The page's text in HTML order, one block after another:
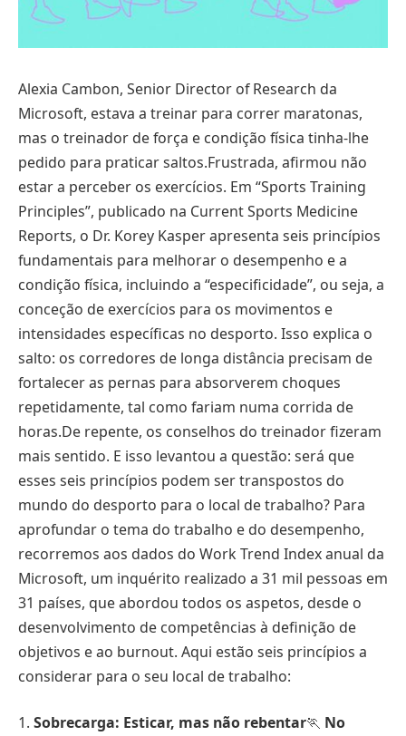
Alexia Cambon, Senior Director of Research da
Microsoft, estava a treinar para correr maratonas,
mas o treinador de força e condição física tinha-lhe
pedido para praticar saltos.Frustrada, afirmou não
estar a perceber os exercícios. Em “Sports Training
Principles”, publicado na Current Sports Medicine
Reports, o Dr. Korey Kasper apresenta seis princípios
fundamentais para melhorar o desempenho e a
condição física, incluindo a “especificidade”, ou seja, a
conceção de exercícios para os movimentos e
intensidades específicas no desporto. Isso explica o
salto: os corredores de longa distância precisam de
fortalecer as pernas para absorverem choques
repetidamente, tal como fariam numa corrida de
horas.De repente, os conselhos do treinador fizeram
mais sentido. E isso levantou a questão: será que
esses seis princípios podem ser transpostos do
mundo do desporto para o local de trabalho? Para
aprofundar o tema do trabalho e do desempenho,
recorremos aos dados do Work Trend Index anual da
Microsoft, um inquérito realizado a 31 mil pessoas em
31 países, que abordou todos os aspetos, desde o
desenvolvimento de competências à definição de
objetivos e ao burnout. Aqui estão seis princípios a
considerar para o seu local de trabalho:
1. Sobrecarga: Esticar, mas não rebentar🏃 No